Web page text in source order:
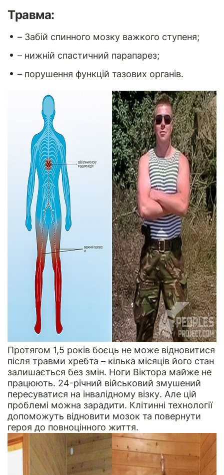
Травма:
– Забій спинного мозку важкого ступеня;
– нижній спастичний парапарез;
– порушення функцій тазових органів.
Протягом 1,5 років боєць не може відновитися
після травми хребта – кілька місяців його стан
залишається без змін. Ноги Віктора майже не
працюють. 24-річний військовий змушений
пересуватися на інвалідному візку. Але цій
проблемі можна зарадити. Клітинні технології
допоможуть відновити мозок та повернути
героя до повноцінного життя.